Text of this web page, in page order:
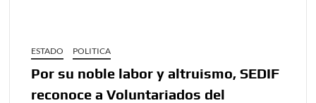
ESTADO POLITICA
Por su noble labor y altruismo, SEDIF
reconoce a Voluntariados del